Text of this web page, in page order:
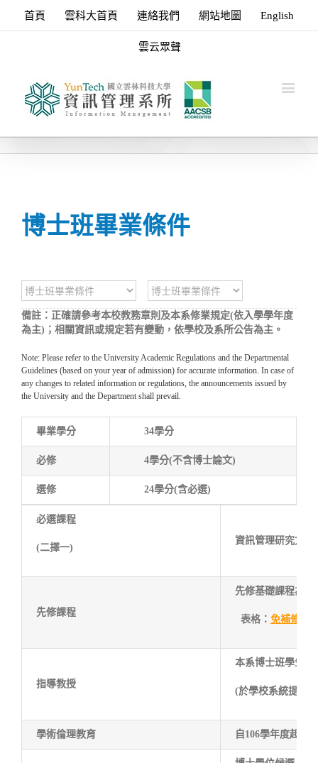
首頁 雲科大首頁 連絡我們 網站地圖 English
雲云眾聲
博士班畢業條件
備註：正確請參考本校教務章則及本系修業規定(依入學學年度
為主)；相關資訊或規定若有變動，依學校及系所公告為主。
Note: Please refer to the University Academic Regulations and the Departmental
Guidelines (based on your year of admission) for accurate information. In case of
any changes to related information or regulations, the announcements issued by
the University and the Department shall prevail.
畢業學分 34學分
必修 4學分(不含博士論文)
選修 24學分(含必選)
必選課程
(二擇一)
資訊管理研究方法
先修課程
先修基礎課程為「
表格： 免補修基
指導教授
本系博士班學生須
(於學校系統提報
學術倫理教育 自106學年度起入